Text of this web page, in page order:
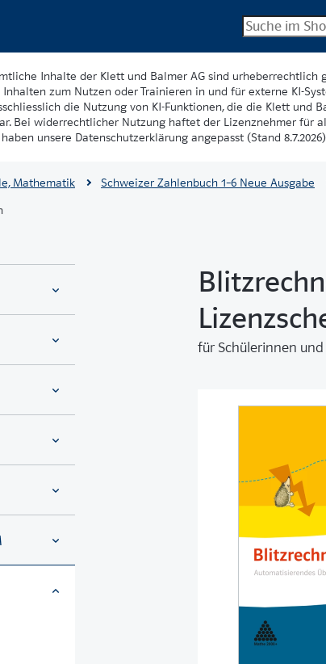
Inhalte der Klett und Balmer AG sind urheberrechtlich
zum Nutzen oder Trainieren in und für externe KI-
die Nutzung von KI-Funktionen, die die Klett
Bei widerrechtlicher Nutzung haftet der Lizenznehmer für
unsere Datenschutzerklärung angepasst (Stand
Mathematik Schweizer Zahlenbuch 1–6 Neue Ausgabe
für Schülerinnen und